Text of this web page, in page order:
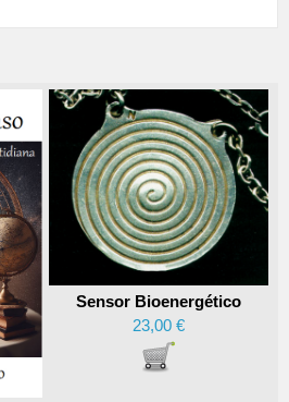
Sensor Bioenergético
23,00 €